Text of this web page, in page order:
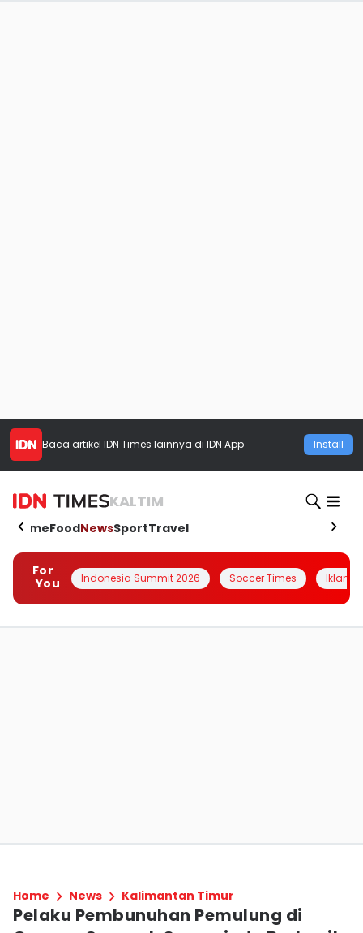
Baca artikel IDN Times lainnya di IDN App Install
KALTIM
HomeFoodNewsSportTravel
For
You
Indonesia Summit 2026 Soccer Times Iklanin
Home News Kalimantan Timur
Pelaku Pembunuhan Pemulung di